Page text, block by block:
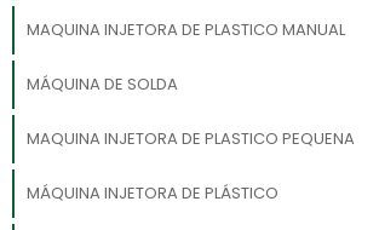
MAQUINA INJETORA DE PLASTICO MANUAL
MÁQUINA DE SOLDA
MAQUINA INJETORA DE PLASTICO PEQUENA
MÁQUINA INJETORA DE PLÁSTICO